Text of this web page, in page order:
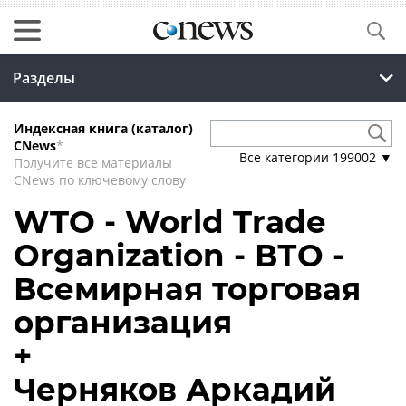
Разделы
Индексная книга (каталог)
CNews*
Получите все материалы
CNews по ключевому слову
Все категории 199002 ▼
WTO - World Trade
Organization - ВТО -
Всемирная торговая
организация
+
Черняков Аркадий